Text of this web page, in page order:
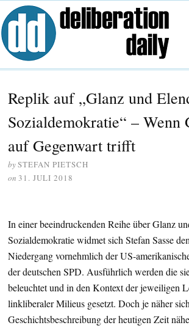
Replik auf „Glanz und
Sozialdemokratie“ – Wenn
auf Gegenwart trifft
bySTEFAN PIETSCH
on 31. JULI 2018
In einer beeindruckenden Reihe über Glanz
Sozialdemokratie widmet sich Stefan Sasse
Niedergang vornehmlich der US-
der deutschen SPD. Ausführlich werden die
beleuchtet und in den Kontext der jeweiligen
linkliberaler Milieus gesetzt. Doch je näher
Geschichtsbeschreibung der heutigen Zeit